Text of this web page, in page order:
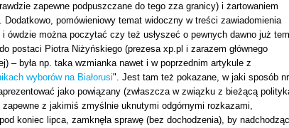
zapewne podpuszczane do tego zza granicy) i żartowaniem
. Dodatkowo, pomówieniowy temat widoczny w treści zawiadomienia
można poczytać czy też usłyszeć o pewnych dawno już
postaci Piotra Niżyńskiego (prezesa xp.pl i zarazem głównego
– była np. taka wzmianka nawet i w poprzednim artykule z
wyborów na Białorusi". Jest tam też pokazane, w jaki sposób nr
jako powiązany (zwłaszcza w związku z bieżącą
z jakimiś zmyślnie uknutymi odgórnymi rozkazami,
koniec lipca, zamknęła sprawę (bez dochodzenia), by